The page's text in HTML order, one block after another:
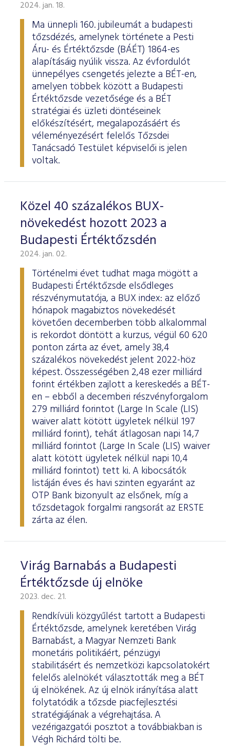
ESG Útmutató
2024. jan. 18.
Ma ünnepli 160. jubileumát a budapesti
tőzsdézés, amelynek története a Pesti
Áru- és Értéktőzsde (BÁÉT) 1864-es
alapításáig nyúlik vissza. Az évfordulót
ünnepélyes csengetés jelezte a BÉT-en,
amelyen többek között a Budapesti
Értéktőzsde vezetősége és a BÉT
stratégiai és üzleti döntéseinek
előkészítésért, megalapozásáért és
véleményezésért felelős Tőzsdei
Tanácsadó Testület képviselői is jelen
voltak.
Közel 40 százalékos BUX-
növekedést hozott 2023 a
Budapesti Értéktőzsdén
2024. jan. 02.
Történelmi évet tudhat maga mögött a
Budapesti Értéktőzsde elsődleges
részvénymutatója, a BUX index: az előző
hónapok magabiztos növekedését
követően decemberben több alkalommal
is rekordot döntött a kurzus, végül 60 620
ponton zárta az évet, amely 38,4
százalékos növekedést jelent 2022-höz
képest. Összességében 2,48 ezer milliárd
forint értékben zajlott a kereskedés a BÉT-
en – ebből a decemberi részvényforgalom
279 milliárd forintot (Large In Scale (LIS)
waiver alatt kötött ügyletek nélkül 197
milliárd forint), tehát átlagosan napi 14,7
milliárd forintot (Large In Scale (LIS) waiver
alatt kötött ügyletek nélkül napi 10,4
milliárd forintot) tett ki. A kibocsátók
listáján éves és havi szinten egyaránt az
OTP Bank bizonyult az elsőnek, míg a
tőzsdetagok forgalmi rangsorát az ERSTE
zárta az élen.
Virág Barnabás a Budapesti
Értéktőzsde új elnöke
2023. dec. 21.
Rendkívüli közgyűlést tartott a Budapesti
Értéktőzsde, amelynek keretében Virág
Barnabást, a Magyar Nemzeti Bank
monetáris politikáért, pénzügyi
stabilitásért és nemzetközi kapcsolatokért
felelős alelnökét választották meg a BÉT
új elnökének. Az új elnök irányítása alatt
folytatódik a tőzsde piacfejlesztési
stratégiájának a végrehajtása. A
vezérigazgatói posztot a továbbiakban is
Végh Richárd tölti be.